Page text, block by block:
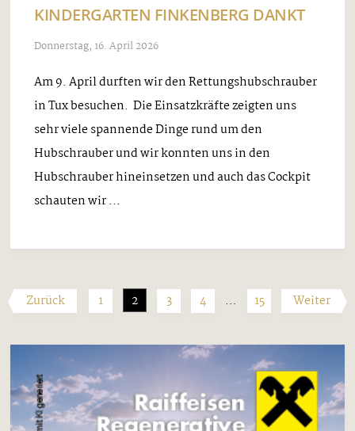
KINDERGARTEN FINKENBERG DANKT
Donnerstag, 16. April 2026
Am 9. April durften wir den Rettungshubschrauber
in Tux besuchen. Die Einsatzkräfte zeigten uns
sehr viele spannende Dinge rund um den
Hubschrauber und wir konnten uns in den
Hubschrauber hineinsetzen und auch das Cockpit
schauten wir ...
Zurück 1 2 3 4 … 15 Weiter